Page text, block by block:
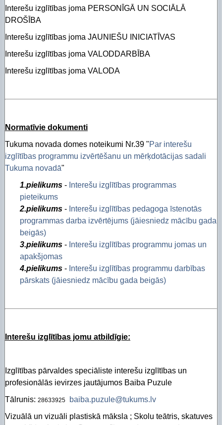
Interešu izglītības joma PERSONĪGĀ UN SOCIĀLĀ
DROŠĪBA
Interešu izglītības joma JAUNIEŠU INICIATĪVAS
Interešu izglītības joma VALODDARBĪBA
Interešu izglītības joma VALODA
Normatīvie dokumenti
Tukuma novada domes noteikumi Nr.39 "Par interešu
izglītības programmu izvērtēšanu un mērķdotācijas sadali
Tukuma novadā"
1.pielikums - Interešu izglītības programmas
pieteikums
2.pielikums - Interešu izglītības pedagoga īstenotās
programmas darba izvērtējums (jāiesniedz mācību gada
beigās)
3.pielikums - Interešu izglītības programmu jomas un
apakšjomas
4.pielikums - Interešu izglītības programmu darbības
pārskats (jāiesniedz mācību gada beigās)
Interešu izglītības jomu atbildīgie:
Izglītības pārvaldes speciāliste interešu izglītības un
profesionālās ievirzes jautājumos Baiba Puzule
Tālrunis: 28633925
baiba.puzule@tukums.lv
Vizuālā un vizuāli plastiskā māksla ; Skolu teātris, skatuves